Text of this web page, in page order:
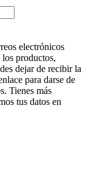
electrónicos
productos,
dejar de recibir la
para darse de
Tienes más
tus datos en